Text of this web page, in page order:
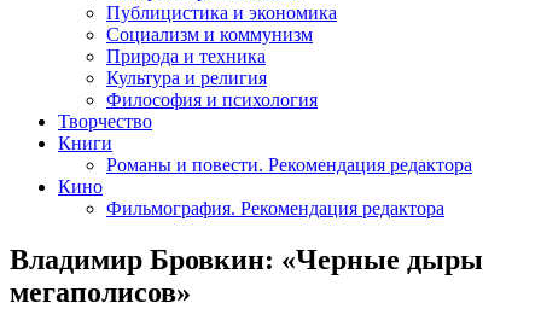
Публицистика и экономика
Социализм и коммунизм
Природа и техника
Культура и религия
Философия и психология
Творчество
Книги
Романы и повести. Рекомендация редактора
Кино
Фильмография. Рекомендация редактора
Владимир Бровкин: «Черные дыры
мегаполисов»